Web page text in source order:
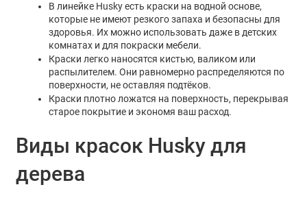
В линейке Husky есть краски на водной основе,
которые не имеют резкого запаха и безопасны для
здоровья. Их можно использовать даже в детских
комнатах и для покраски мебели.
Краски легко наносятся кистью, валиком или
распылителем. Они равномерно распределяются по
поверхности, не оставляя подтёков.
Краски плотно ложатся на поверхность, перекрывая
старое покрытие и экономя ваш расход.
Виды красок Husky для
дерева